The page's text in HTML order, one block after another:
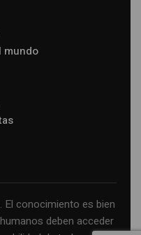
mundo
El conocimiento es bien
deben acceder